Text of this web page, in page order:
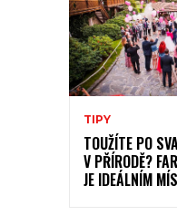
TIPY
TOUŽÍTE PO
V PŘÍRODĚ?
JE IDEÁLNÍM